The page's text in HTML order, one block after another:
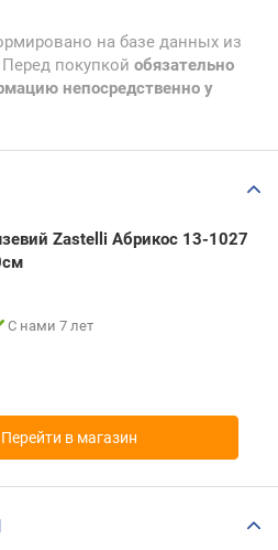
на базе данных из
покупкой обязательно
непосредственно у
Zastelli Абрикос 13-1027
С нами 7 лет
Перейти в магазин